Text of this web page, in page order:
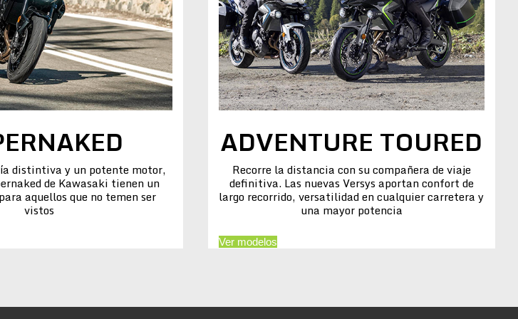
distintiva y un potente motor,
de Kawasaki tienen un
aquellos que no temen ser
vistos
ADVENTURE TOURED
Recorre la distancia con su compañera de viaje
definitiva. Las nuevas Versys aportan confort de
largo recorrido, versatilidad en cualquier carretera y
una mayor potencia
Ver modelos